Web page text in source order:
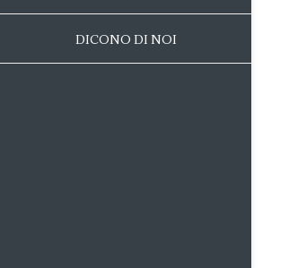
DICONO DI NOI